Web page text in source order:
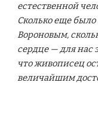
естественной
Сколько еще
Вороновым,
сердце — для нас
что живописец
величайшим